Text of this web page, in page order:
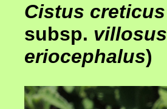
Cistus creticus
subsp. villosus
eriocephalus)